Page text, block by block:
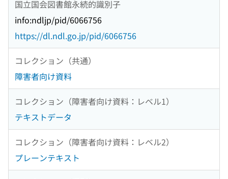
国立国会図書館永続的識別子
info:ndljp/pid/6066756
https://dl.ndl.go.jp/pid/6066756
コレクション（共通）
障害者向け資料
コレクション（障害者向け資料：レベル1）
テキストデータ
コレクション（障害者向け資料：レベル2）
プレーンテキスト